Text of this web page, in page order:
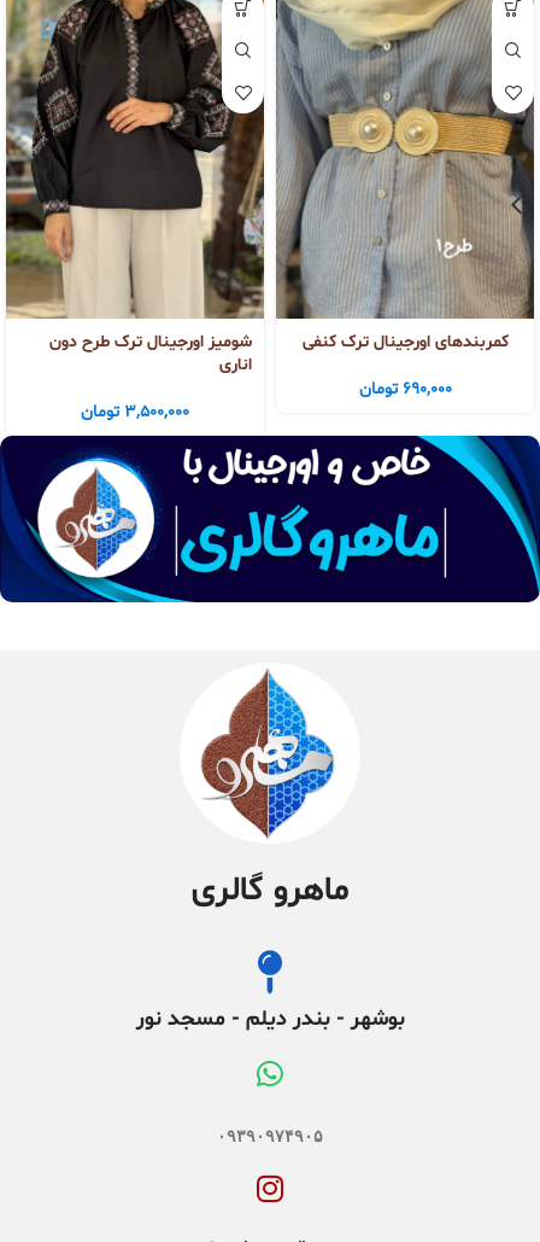
کمربندهای اورجینال ترک کنفی
690,000 تومان
شومیز اورجینال ترک طرح دون
اناری
3,500,000 تومان
ماهرو گالری
بوشهر - بندر دیلم - مسجد نور
۰۹۳۹۰۹۷۴۹۰۵